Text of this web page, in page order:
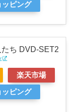
ッピング
ち DVD-SET2
楽天市場
ッピング